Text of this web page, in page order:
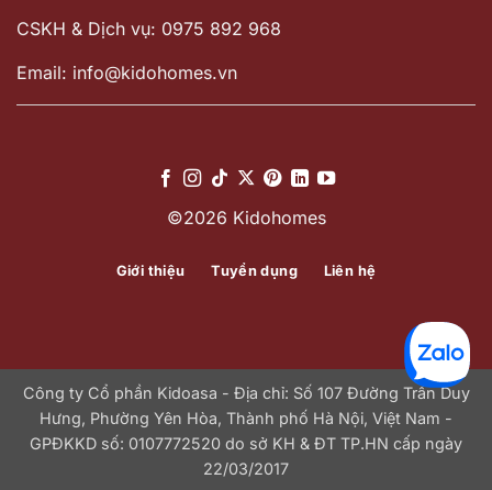
CSKH & Dịch vụ: 0975 892 968
Email: info@kidohomes.vn
©2026 Kidohomes
Giới thiệu Tuyển dụng Liên hệ
Công ty Cổ phần Kidoasa - Địa chỉ: Số 107 Đường Trần Duy
Hưng, Phường Yên Hòa, Thành phố Hà Nội, Việt Nam -
GPĐKKD số: 0107772520 do sở KH & ĐT TP.HN cấp ngày
22/03/2017